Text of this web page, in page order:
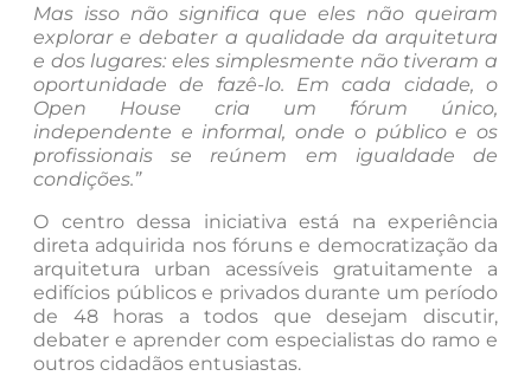
Mas isso não significa que eles não queiram
explorar e debater a qualidade da arquitetura
e dos lugares: eles simplesmente não tiveram a
oportunidade de fazê-lo. Em cada cidade, o
Open House cria um fórum único,
independente e informal, onde o público e os
profissionais se reúnem em igualdade de
condições.”
O centro dessa iniciativa está na experiência
direta adquirida nos fóruns e democratização da
arquitetura urban acessíveis gratuitamente a
edifícios públicos e privados durante um período
de 48 horas a todos que desejam discutir,
debater e aprender com especialistas do ramo e
outros cidadãos entusiastas.